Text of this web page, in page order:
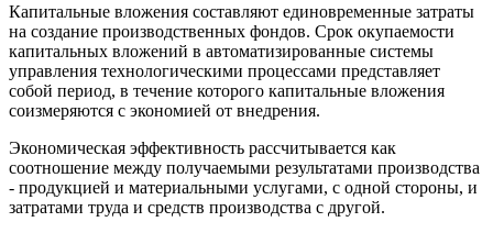
Капитальные вложения составляют единовременные затраты
на создание производственных фондов. Срок окупаемости
капитальных вложений в автоматизированные системы
управления технологическими процессами представляет
собой период, в течение которого капитальные вложения
соизмеряются с экономией от внедрения.
Экономическая эффективность рассчитывается как
соотношение между получаемыми результатами производства
- продукцией и материальными услугами, с одной стороны, и
затратами труда и средств производства с другой.